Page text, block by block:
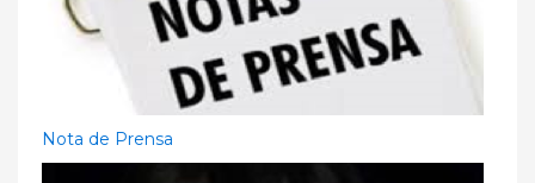
Nota de Prensa